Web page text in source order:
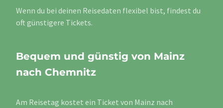
Wenn du bei deinen Reisedaten flexibel bist, findest du
oft günstigere Tickets.
Bequem und günstig von Mainz
nach Chemnitz
Am Reisetag kostet ein Ticket von Mainz nach